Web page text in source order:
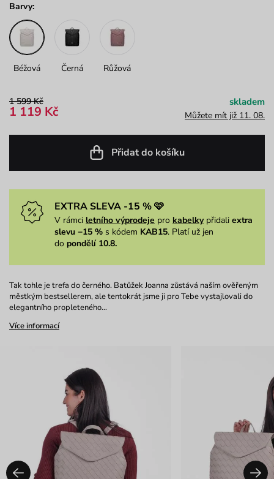
Barvy:
Béžová Černá Růžová
1 599 Kč
1 119 Kč
skladem
Můžete mít již 11. 08.
Přidat do košíku
EXTRA SLEVA -15 % 🩷
V rámci letního výprodeje pro kabelkypřidali extra
slevu −15 % s kódem KAB15. Platí už jen
do pondělí 10.8.
Tak tohle je trefa do černého. Batůžek Joanna zůstává naším ověřeným
městkým bestsellerem, ale tentokrát jsme ji pro Tebe vystajlovali do
elegantního propleteného…
Více informací